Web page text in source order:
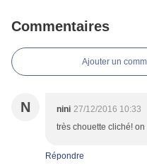
Commentaires
Ajouter un
N nini 27/12/2016 10:33
très chouette cliché!
Répondre